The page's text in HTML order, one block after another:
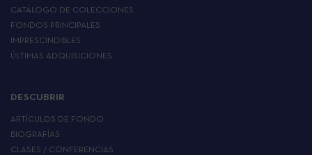
CATÁLOGO DE COLECCIONES
FONDOS PRINCIPALES
IMPRESCINDIBLES
ÚLTIMAS ADQUISICIONES
DESCUBRIR
ARTÍCULOS DE FONDO
BIOGRAFÍAS
CLASES / CONFERENCIAS